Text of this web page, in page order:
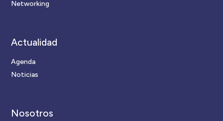
Networking
Actualidad
Agenda
Noticias
Nosotros